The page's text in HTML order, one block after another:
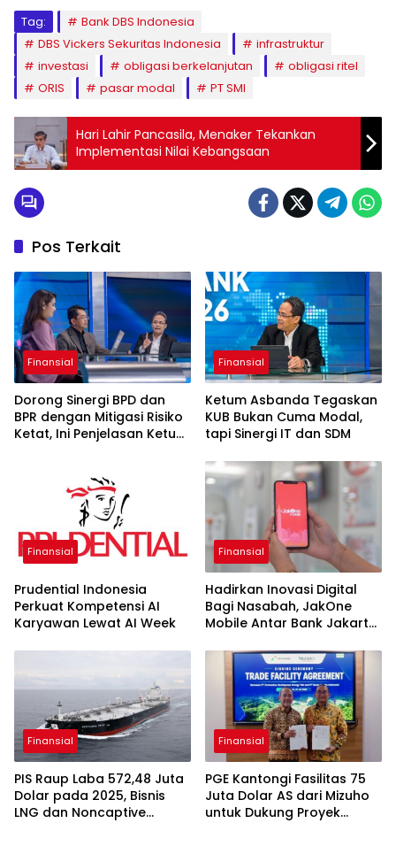
Tag:
Bank DBS Indonesia
DBS Vickers Sekuritas Indonesia
infrastruktur
investasi
obligasi berkelanjutan
obligasi ritel
ORIS
pasar modal PT SMI
Hari Lahir Pancasila, Menaker Tekankan
Implementasi Nilai Kebangsaan
Pos Terkait
Finansial
Dorong Sinergi BPD dan
BPR dengan Mitigasi Risiko
Ketat, Ini Penjelasan Ketum
Finansial
Ketum Asbanda Tegaskan
KUB Bukan Cuma Modal,
tapi Sinergi IT dan SDM
Finansial
Prudential Indonesia
Perkuat Kompetensi AI
Karyawan Lewat AI Week
Finansial
Hadirkan Inovasi Digital
Bagi Nasabah, JakOne
Mobile Antar Bank Jakarta
Excellence Awards 2026
Finansial
PIS Raup Laba 572,48 Juta
Dolar pada 2025, Bisnis
LNG dan Noncaptive
Finansial
PGE Kantongi Fasilitas 75
Juta Dolar AS dari Mizuho
untuk Dukung Proyek